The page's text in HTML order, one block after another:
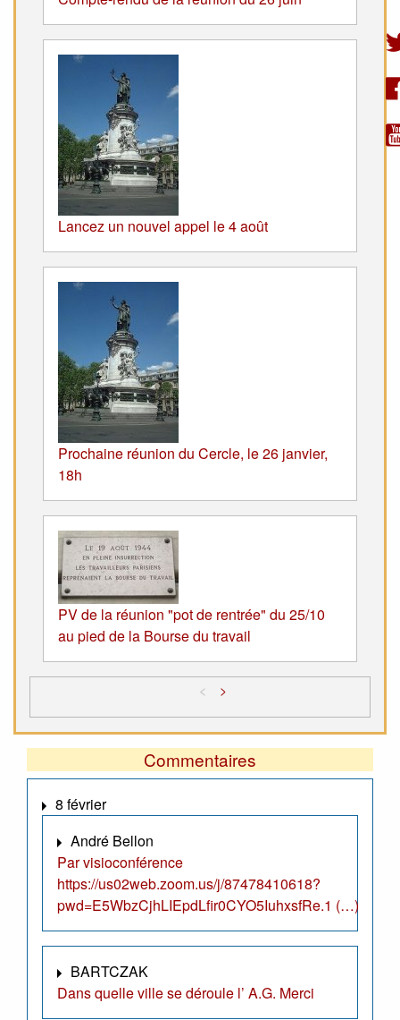
Lancez un nouvel appel le 4 août
Prochaine réunion du Cercle, le 26 janvier,
18h
PV de la réunion "pot de rentrée" du 25/10
au pied de la Bourse du travail
< >
Commentaires
8 février
André Bellon
Par visioconférence
https://us02web.zoom.us/j/87478410618?
pwd=E5WbzCjhLIEpdLfir0CYO5IuhxsfRe.1 (…)
BARTCZAK
Dans quelle ville se déroule l’ A.G. Merci